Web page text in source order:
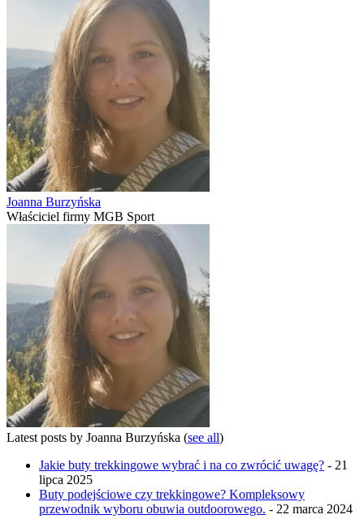
Joanna Burzyńska
Właściciel firmy MGB Sport
Latest posts by Joanna Burzyńska (see all)
Jakie buty trekkingowe wybrać i na co zwrócić uwagę? - 21
lipca 2025
Buty podejściowe czy trekkingowe? Kompleksowy
przewodnik wyboru obuwia outdoorowego. - 22 marca 2024